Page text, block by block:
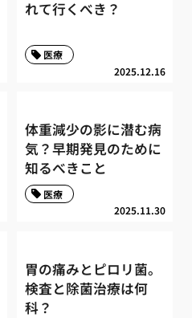
れて行くべき？
2025.12.16
医療
体重減少の影に潜む病
気？早期発見のために
知るべきこと
2025.11.30
医療
胃の痛みとピロリ菌。
検査と除菌治療は何
科？